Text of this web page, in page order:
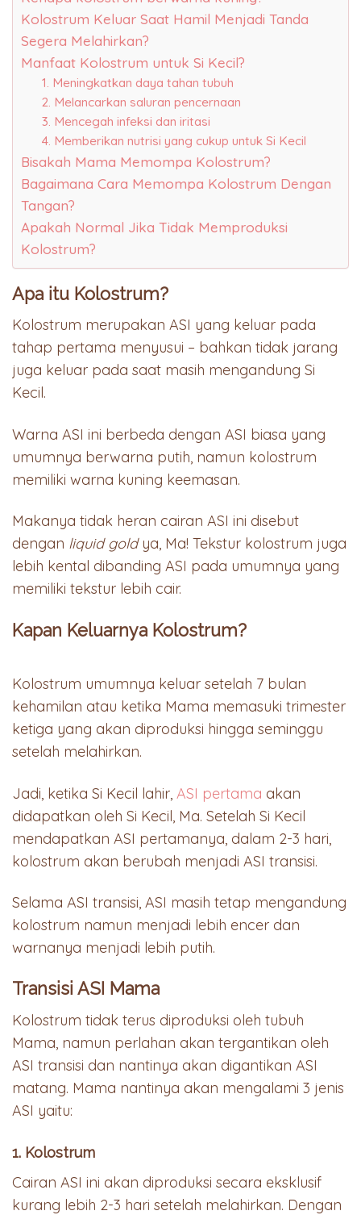
Kolostrum Keluar Saat Hamil Menjadi Tanda
Segera Melahirkan?
Manfaat Kolostrum untuk Si Kecil?
1. Meningkatkan daya tahan tubuh
2. Melancarkan saluran pencernaan
3. Mencegah infeksi dan iritasi
4. Memberikan nutrisi yang cukup untuk Si Kecil
Bisakah Mama Memompa Kolostrum?
Bagaimana Cara Memompa Kolostrum Dengan
Tangan?
Apakah Normal Jika Tidak Memproduksi
Kolostrum?
Apa itu Kolostrum?
Kolostrum merupakan ASI yang keluar pada
tahap pertama menyusui – bahkan tidak jarang
juga keluar pada saat masih mengandung Si
Kecil.
Warna ASI ini berbeda dengan ASI biasa yang
umumnya berwarna putih, namun kolostrum
memiliki warna kuning keemasan.
Makanya tidak heran cairan ASI ini disebut
dengan liquid goldya, Ma! Tekstur kolostrum juga
lebih kental dibanding ASI pada umumnya yang
memiliki tekstur lebih cair.
Kapan Keluarnya Kolostrum?
Kolostrum umumnya keluar setelah 7 bulan
kehamilan atau ketika Mama memasuki trimester
ketiga yang akan diproduksi hingga seminggu
setelah melahirkan.
Jadi, ketika Si Kecil lahir, ASI pertama akan
didapatkan oleh Si Kecil, Ma. Setelah Si Kecil
mendapatkan ASI pertamanya, dalam 2-3 hari,
kolostrum akan berubah menjadi ASI transisi.
Selama ASI transisi, ASI masih tetap mengandung
kolostrum namun menjadi lebih encer dan
warnanya menjadi lebih putih.
Transisi ASI Mama
Kolostrum tidak terus diproduksi oleh tubuh
Mama, namun perlahan akan tergantikan oleh
ASI transisi dan nantinya akan digantikan ASI
matang. Mama nantinya akan mengalami 3 jenis
ASI yaitu:
1. Kolostrum
Cairan ASI ini akan diproduksi secara eksklusif
kurang lebih 2-3 hari setelah melahirkan. Dengan